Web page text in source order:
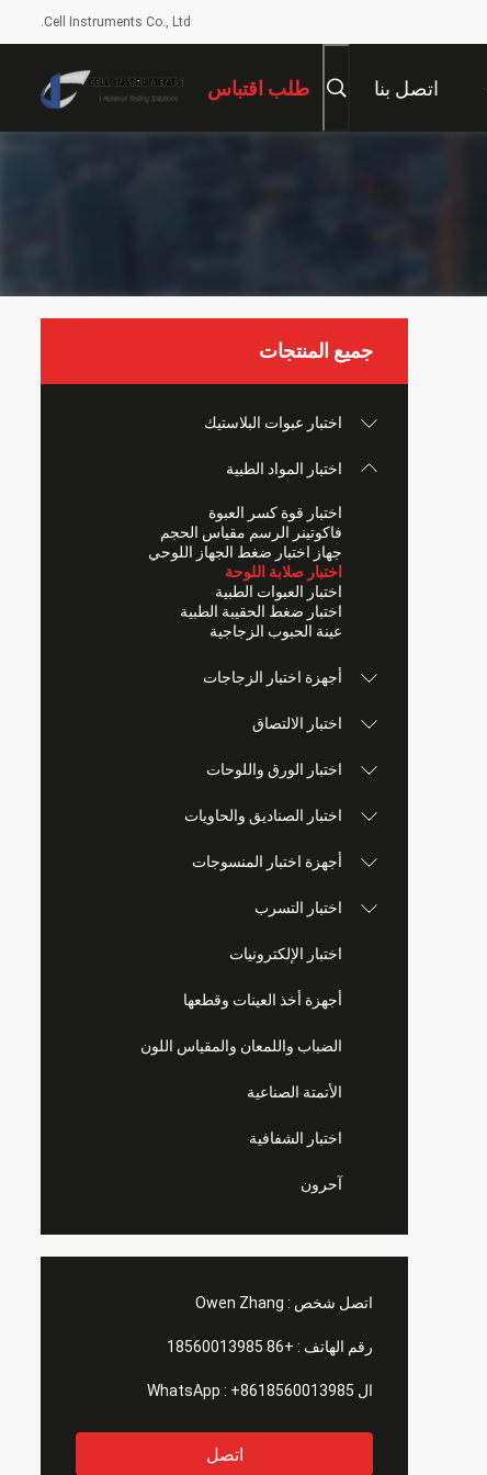
Cell Instruments Co., Ltd.
اتصل بنا طلب اقتباس
جميع المنتجات
اختبار عبوات البلاستيك
اختبار المواد الطبية
اختبار قوة كسر العبوة
فاكوتينر الرسم مقياس الحجم
جهاز اختبار ضغط الجهاز اللوحي
اختبار صلابة اللوحة
اختبار العبوات الطبية
اختبار ضغط الحقيبة الطبية
عينة الحبوب الزجاجية
أجهزة اختبار الزجاجات
اختبار الالتصاق
اختبار الورق واللوحات
اختبار الصناديق والحاويات
أجهزة اختبار المنسوجات
اختبار التسرب
اختبار الإلكترونيات
أجهزة أخذ العينات وقطعها
الضباب واللمعان والمقياس اللون
الأتمتة الصناعية
اختبار الشفافية
آحرون
اتصل شخص : Owen Zhang
رقم الهاتف : +86 18560013985
ال WhatsApp : +8618560013985
اتصل